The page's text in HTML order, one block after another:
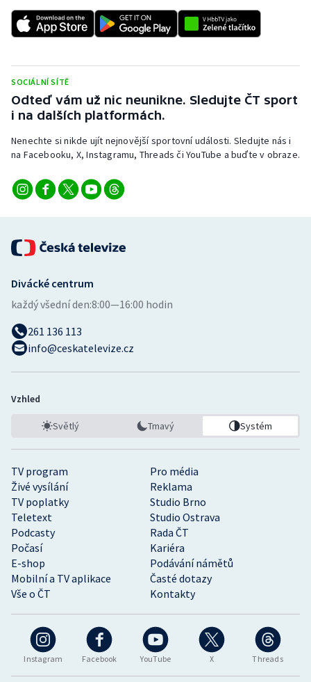
Sportovní střelba
Stolní tenis
Triatlon
Veslování
Volejbal
SOCIÁLNÍ SÍTĚ
Odteď vám už nic neunikne. Sledujte ČT sport
i na dalších platformách.
Nenechte si nikde ujít nejnovější sportovní události. Sledujte nás i
na Facebooku, X, Instagramu, Threads či YouTube a buďte v obraze.
Instagram Facebook YouTube X Threads
TV program
Pro média
Živé vysílání
Reklama
TV poplatky
Studio Brno
Teletext
Studio Ostrava
Podcasty
Rada ČT
Počasí
Kariéra
E-shop
Podávání námětů
Mobilní a TV aplikace
Časté dotazy
Vše o ČT
Kontakty
Divácké centrum
každý všední den:8:00—16:00 hodin
261 136 113
info@ceskatelevize.cz
Vzhled
Světlý Tmavý Systém